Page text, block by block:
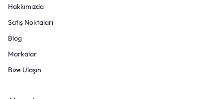
Hakkımızda
Satış Noktaları
Blog
Markalar
Bize Ulaşın